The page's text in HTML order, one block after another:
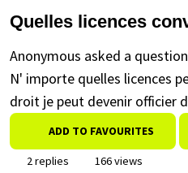
Quelles licences
Anonymous asked a
N' importe quelles licences
droit je peut devenir officier
ADD TO FAVOURITES
2 replies
166 views